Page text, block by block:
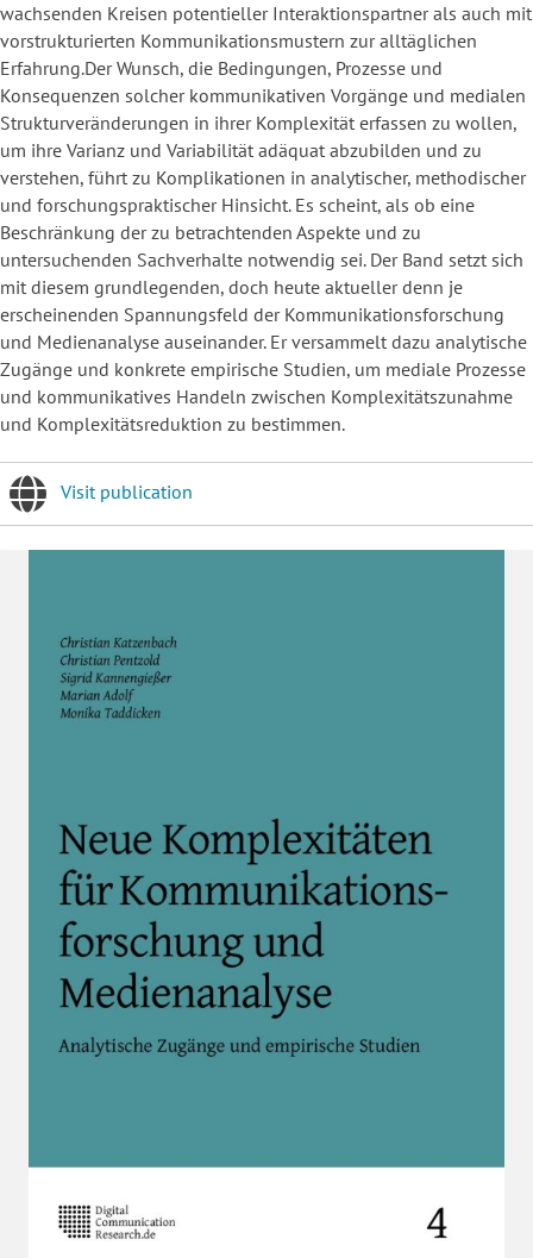
wachsenden Kreisen potentieller Interaktionspartner als auch mit
vorstrukturierten Kommunikationsmustern zur alltäglichen
Erfahrung.Der Wunsch, die Bedingungen, Prozesse und
Konsequenzen solcher kommunikativen Vorgänge und medialen
Strukturveränderungen in ihrer Komplexität erfassen zu wollen,
um ihre Varianz und Variabilität adäquat abzubilden und zu
verstehen, führt zu Komplikationen in analytischer, methodischer
und forschungspraktischer Hinsicht. Es scheint, als ob eine
Beschränkung der zu betrachtenden Aspekte und zu
untersuchenden Sachverhalte notwendig sei. Der Band setzt sich
mit diesem grundlegenden, doch heute aktueller denn je
erscheinenden Spannungsfeld der Kommunikationsforschung
und Medienanalyse auseinander. Er versammelt dazu analytische
Zugänge und konkrete empirische Studien, um mediale Prozesse
und kommunikatives Handeln zwischen Komplexitätszunahme
und Komplexitätsreduktion zu bestimmen.
Visit publication